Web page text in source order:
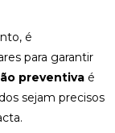
é
para garantir
preventivaé
sejam precisos